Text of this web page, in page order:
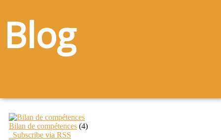
Blog
Bilan de compétences (4)
Subscribe via RSS